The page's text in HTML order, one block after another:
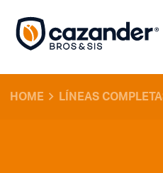
HOME LÍNEAS